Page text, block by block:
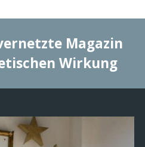
Magazin
Wirkung